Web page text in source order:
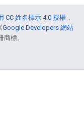
CC 姓名標示 4.0 授權 ，
Google Developers 網站
標。